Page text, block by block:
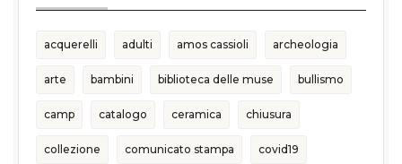
acquerelli adulti amos cassioli archeologia
arte bambini biblioteca delle muse bullismo
camp catalogo ceramica chiusura
collezione comunicato stampa covid19